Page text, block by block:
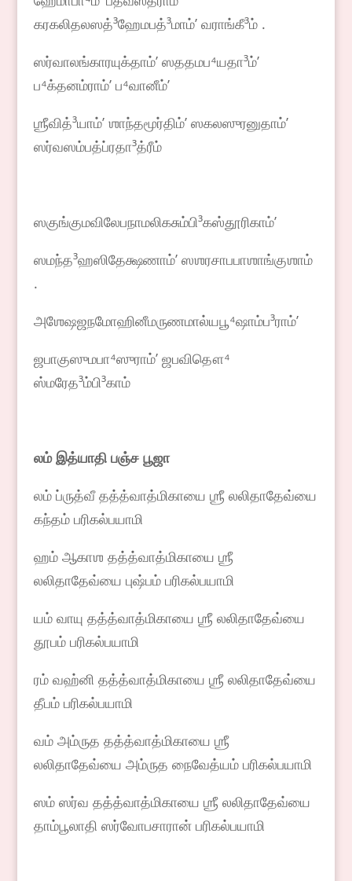
கரகலிதலஸத்³ஹேமபத்³மாம்ʼ வராங்கீ³ம் .
ஸர்வாலங்காரயுக்தாம்ʼ ஸததமப⁴யதா³ம்ʼ
ப⁴க்தனம்ராம்ʼ ப⁴வானீம்ʼ
ஶ்ரீவித்³யாம்ʼ ஶாந்தமூர்திம்ʼ ஸகலஸுரனுதாம்ʼ
ஸர்வஸம்பத்ப்ரதா³த்ரீம்
ஸகுங்குமவிலேபநாமலிகசும்பி³கஸ்தூரிகாம்ʼ
ஸமந்த³ஹஸிதேக்ஷணாம்ʼ ஸஶரசாபபாஶாங்குஶாம்
.
அஶேஷஜநமோஹினீமருணமால்யபூ⁴ஷாம்ப³ராம்ʼ
ஜபாகுஸுமபா⁴ஸுராம்ʼ ஜபவிதௌ⁴
ஸ்மரேத³ம்பி³காம்
லம் இத்யாதி பஞ்ச பூஜா
லம் ப்ருத்வீ தத்த்வாத்மிகாயை ஶ்ரீ லலிதாதேவ்யை
கந்தம் பரிகல்பயாமி
ஹம் ஆகாஶ தத்த்வாத்மிகாயை ஶ்ரீ
லலிதாதேவ்யை புஷ்பம் பரிகல்பயாமி
யம் வாயு தத்த்வாத்மிகாயை ஶ்ரீ லலிதாதேவ்யை
தூபம் பரிகல்பயாமி
ரம் வஹ்னி தத்த்வாத்மிகாயை ஶ்ரீ லலிதாதேவ்யை
தீபம் பரிகல்பயாமி
வம் அம்ருத தத்த்வாத்மிகாயை ஶ்ரீ
லலிதாதேவ்யை அம்ருத நைவேத்யம் பரிகல்பயாமி
ஸம் ஸர்வ தத்த்வாத்மிகாயை ஶ்ரீ லலிதாதேவ்யை
தாம்பூலாதி ஸர்வோபசாரான் பரிகல்பயாமி